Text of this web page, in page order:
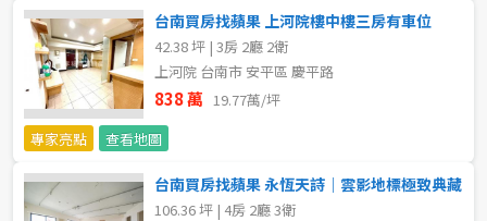
屏東縣
台東縣
花蓮縣
金門連江
~ 坪
樓層
不拘
2樓
台南買房找蘋果 上河院樓中樓三房有車位
42.38 坪 | 3房 2廳 2衛
上河院 台南市 安平區 慶平路
838 萬 19.77萬/坪
專家亮點
查看地圖
台南買房找蘋果 永恆天詩｜雲影地標極致典藏
106.36 坪 | 4房 2廳 3衛